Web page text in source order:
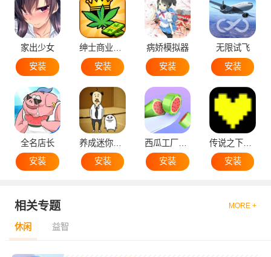
家出少女
安装
绅士商业策略
安装
病娇模拟器
安装
无限试飞
安装
全名店长
安装
安装
西瓜工厂大亨
安装
安装
相关专题 MORE +
休闲 益智